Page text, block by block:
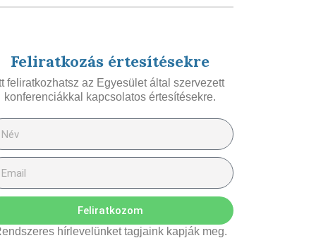
Feliratkozás értesítésekre
feliratkozhatsz az Egyesület által szervezett
konferenciákkal kapcsolatos értesítésekre.
Feliratkozom
hírlevelünket tagjaink kapják meg.